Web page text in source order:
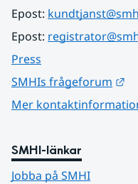
Epost:
Epost:
Press
SMHIs frågeforum
Mer
SMHI-länkar
Jobba på SMHI